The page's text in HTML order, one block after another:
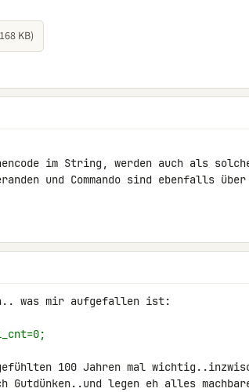
KB)
im String, werden auch als
und Commando sind ebenfalls
was mir aufgefallen ist:
100 Jahren mal
Gutdünken..und legen eh alles